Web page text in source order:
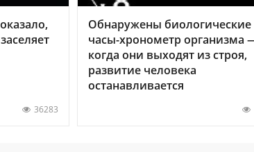
36283
Обнаружены биологические
часы-хронометр организма
когда они выходят из строя,
развитие человека
останавливается